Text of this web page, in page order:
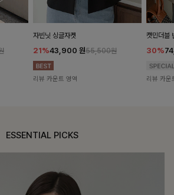
자빈닛 싱글자켓
21%43,900 원55,500원
리뷰 카운트 영역
캣민더블
30%
리뷰 카운
ESSENTIAL PICKS